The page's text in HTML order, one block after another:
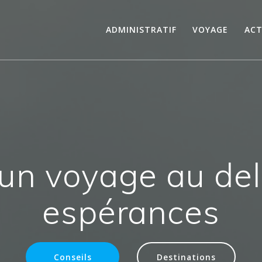
ADMINISTRATIF VOYAGE
voyage au
espérances
Conseils Destinations